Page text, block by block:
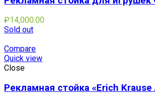
₽14,000.00
Sold out
Compare
Quick view
Close
Рекламная стойка «Erich Krause